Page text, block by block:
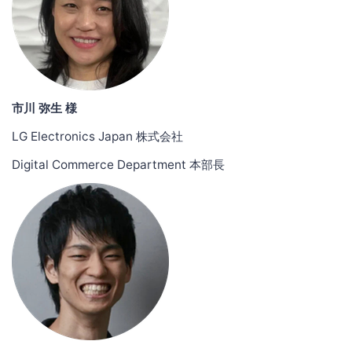
市川 弥生 様
LG Electronics Japan 株式会社
Digital Commerce Department 本部長